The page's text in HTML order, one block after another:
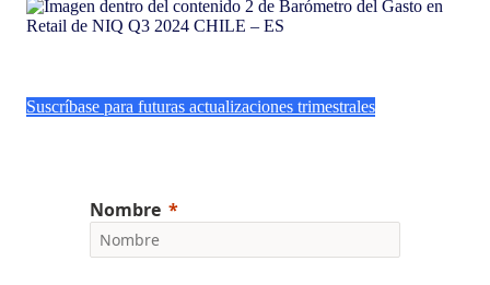
Suscríbase para futuras actualizaciones trimestrales